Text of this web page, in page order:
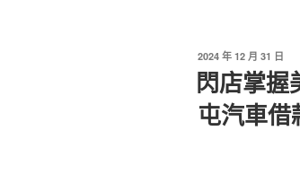
發
佈
於
2024 年 12 月 31 日
閃店掌握
屯汽車借